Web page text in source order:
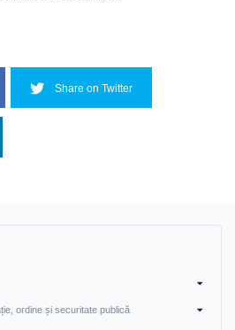
Share on Twitter
ordine și securitate publică